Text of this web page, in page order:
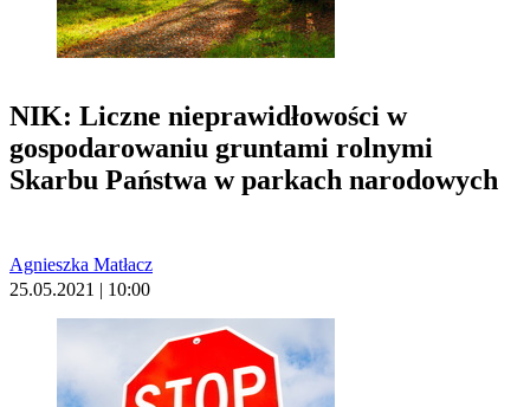
NIK: Liczne nieprawidłowości w
gospodarowaniu gruntami rolnymi
Skarbu Państwa w parkach narodowych
Agnieszka Matłacz
25.05.2021 | 10:00